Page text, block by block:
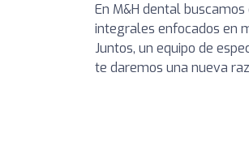
En M&H dental
integrales enfocados en
Juntos, un equipo de
te daremos una nueva